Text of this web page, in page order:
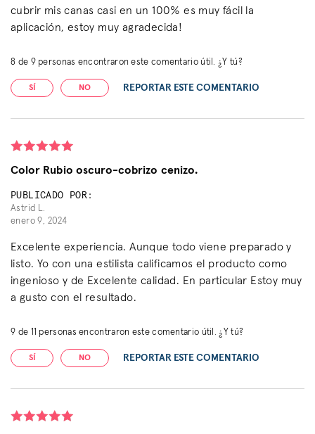
cubrir mis canas casi en un 100% es muy fácil la
aplicación, estoy muy agradecida!
8 de 9personas encontraron este comentario útil. ¿Y tú?
SÍ NO REPORTAR ESTE COMENTARIO
Color Rubio oscuro-cobrizo cenizo.
PUBLICADO POR:
Astrid L.
enero 9, 2024
Excelente experiencia. Aunque todo viene preparado y
listo. Yo con una estilista calificamos el producto como
ingenioso y de Excelente calidad. En particular Estoy muy
a gusto con el resultado.
9 de 11 personas encontraron este comentario útil. ¿Y tú?
SÍ NO REPORTAR ESTE COMENTARIO